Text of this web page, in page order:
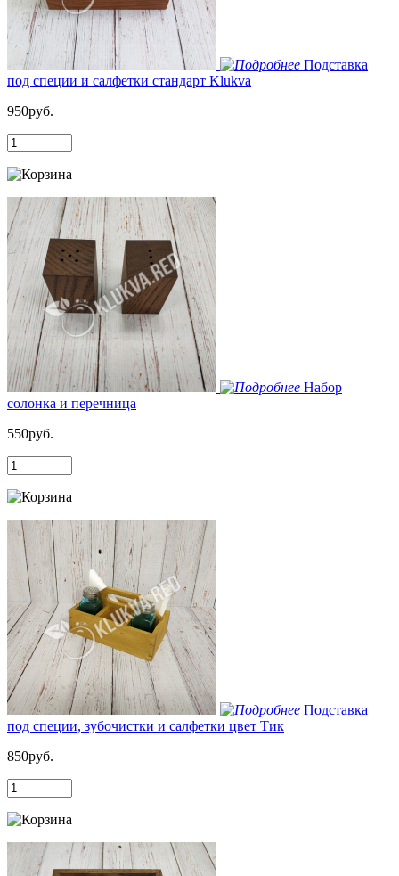
Подставка
под специи и салфетки стандарт Klukva
950руб.
Набор
солонка и перечница
550руб.
Подставка
под специи, зубочистки и салфетки цвет Тик
850руб.